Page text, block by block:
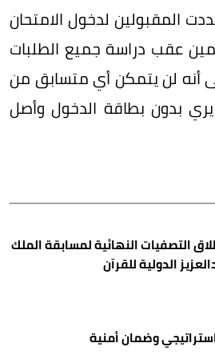
المقبولين لدخول الامتحان
عقب دراسة جميع الطلبات
أنه لن يتمكن أي متسابق من
بدون بطاقة الدخول وأصل
التصفيات النهائية لمسابقة الملك
الدولية للقرآن
وضمان أمنية